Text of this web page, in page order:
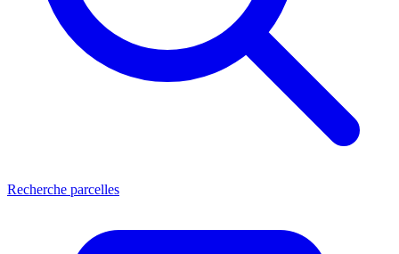
Recherche parcelles